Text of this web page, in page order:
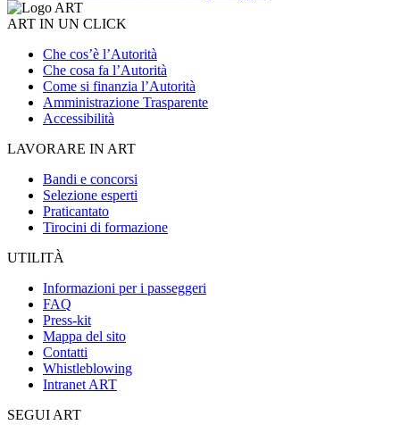
ART IN UN CLICK
Che cos’è l’Autorità
Che cosa fa l’Autorità
Come si finanzia l’Autorità
Amministrazione Trasparente
Accessibilità
LAVORARE IN ART
Bandi e concorsi
Selezione esperti
Praticantato
Tirocini di formazione
UTILITÀ
Informazioni per i passeggeri
FAQ
Press-kit
Mappa del sito
Contatti
Whistleblowing
Intranet ART
SEGUI ART